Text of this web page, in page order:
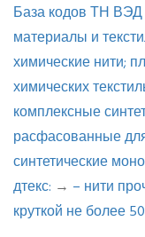
База кодов ТН ВЭД
материалы и
химические нити;
химических
комплексные
расфасованные
синтетические
дтекс: → – нити
круткой не более